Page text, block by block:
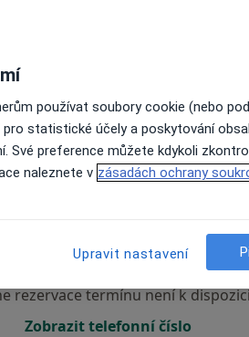
12
rezervace termínu není k
Zobrazit telefonní číslo
používat soubory cookie (nebo
statistické účely a poskytování
Své preference můžete kdykoli
naleznete v zásadách ochrany
Upravit nastavení